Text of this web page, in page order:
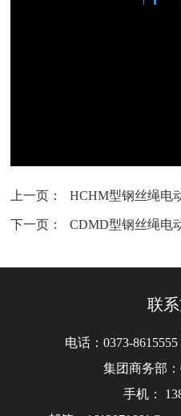
上一页： HCHM型钢丝绳电
下一页： CDMD型钢丝绳电
联
电话：0373-8615555
集团商务部：
手机：